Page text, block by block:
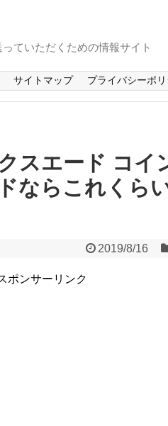
ていただくための情報サイト
サイトマップ プライバシーポ
スエード コイ
ならこれくら
2019/8/16
ポンサーリンク